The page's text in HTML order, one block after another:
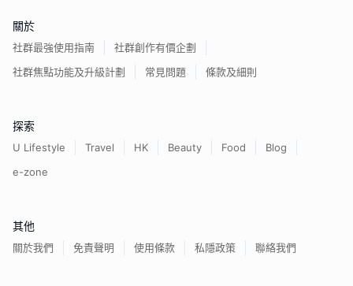
關於
社群最強使用指南
社群創作有價企劃
社群焦點功能及升級計劃
常見問題 條款及細則
探索
U Lifestyle Travel HK Beauty Food
Blog
e-zone
其他
關於我們 免責聲明 使用條款 私隱政策 聯絡我們